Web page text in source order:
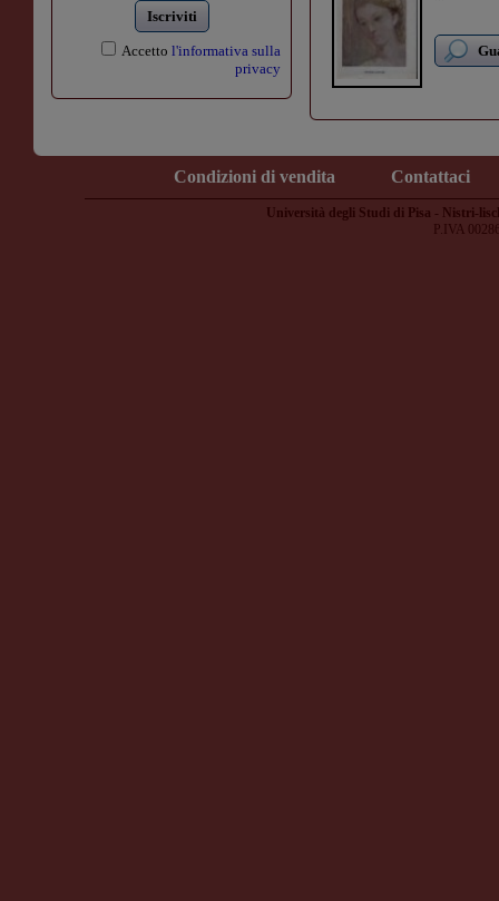
Iscriviti
Accetto l'informativa sulla
privacy
Condizioni di vendita Contattaci
Università degli Studi di Pisa - Nistri-
P.IVA